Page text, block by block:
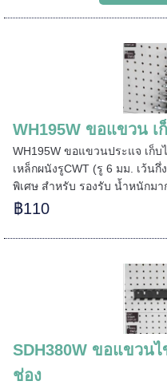
WH195W ขอแขวน เ
WH195W ขอแขวนประแจ เก็
เหล็กผนังรูCWT (รู 6 มม. เว้น
พิเศษ สำหรับ รองรับ น้ำหนักมา
฿110
SDH380W ขอแขวน
ช่อง